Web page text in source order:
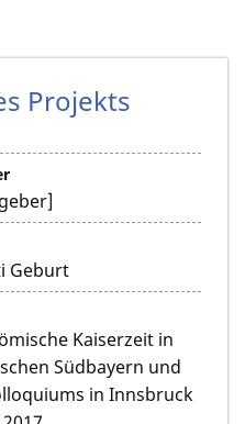
Projekts
Geburt
Kaiserzeit in
Südbayern und
in Innsbruck